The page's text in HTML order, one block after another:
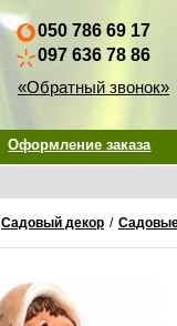
050 786 69 17
097 636 78 86
«Обратный звонок»
Оформление заказа
Садовый декор /